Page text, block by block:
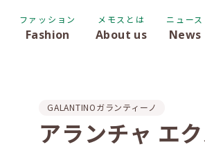
ファッション
Fashion
メモスとは
About us
ニュース
News
GALANTINOガランティーノ
アランチャ エ